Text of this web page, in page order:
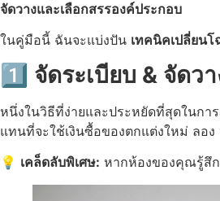
จัดวางและเลือกสรรองค์ประกอบ
ในคู่มือนี้ ฉันจะแบ่งปัน เทคนิคเปลี่ยน
1️⃣ จัดระเบียบ & จัดว
หนึ่งในวิธีที่ง่ายและประหยัดที่สุดในก
แทนที่จะใช้เงินซื้อของตกแต่งใหม่ ลอง
💡 เคล็ดลับพิเศษ: หากห้องของคุณรู้สึ